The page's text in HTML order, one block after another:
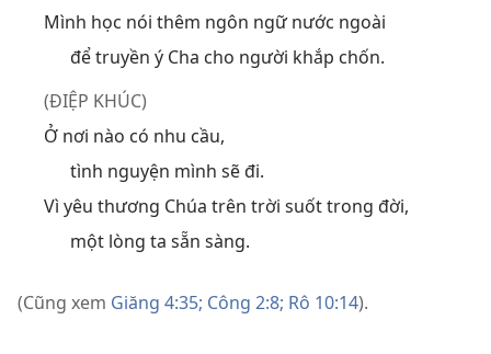
Mình học nói thêm ngôn ngữ nước ngoài
để truyền ý Cha cho người khắp chốn.
(ĐIỆP KHÚC)
Ở nơi nào có nhu cầu,
tình nguyện mình sẽ đi.
Vì yêu thương Chúa trên trời suốt trong đời,
một lòng ta sẵn sàng.
(Cũng xem Giăng 4:35; Công 2:8; Rô 10:14).